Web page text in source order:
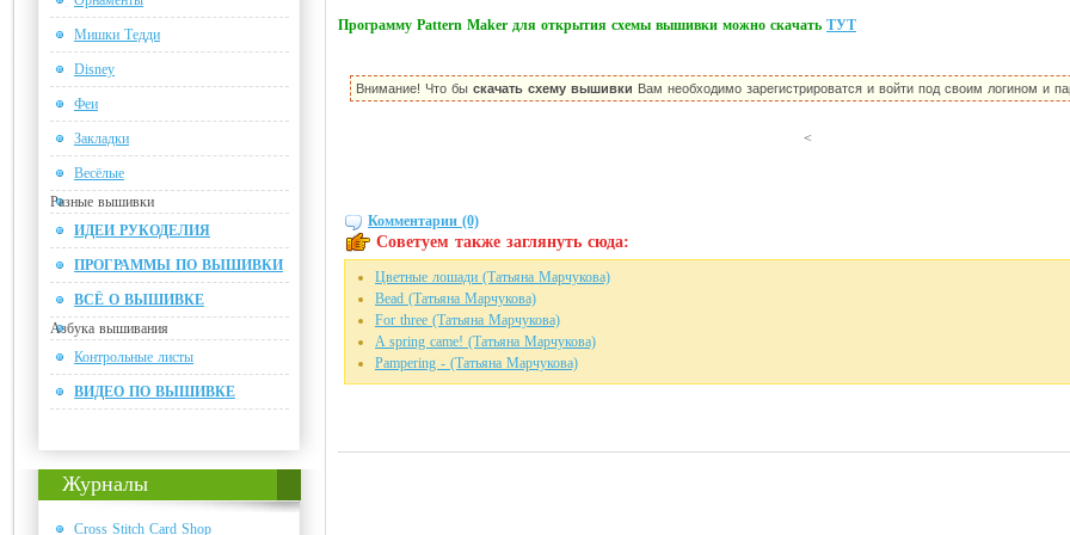
Мишки Тедди
Disney
Феи
Закладки
Весёлые
Разные вышивки
ИДЕИ РУКОДЕЛИЯ
ПРОГРАММЫ ПО ВЫШИВКИ
ВСЁ О ВЫШИВКЕ
Азбука вышивания
Контрольные листы
ВИДЕО ПО ВЫШИВКЕ
Журналы
Cross Stitch Card Shop
Программу Pattern Maker для открытия схемы вышивки можно скачать ТУТ
Внимание! Что бы скачать схему вышивки Вам необходимо зарегистрироватся и войти под своим логином и
<
Комментарии (0)
Советуем также заглянуть сюда:
Цветные лошади (Татьяна Марчукова)
Bead (Татьяна Марчукова)
For three (Татьяна Марчукова)
A spring came! (Татьяна Марчукова)
Pampering - (Татьяна Марчукова)